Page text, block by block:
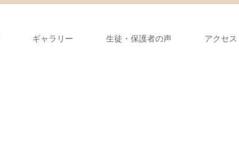
ギャラリー 生徒・保護者の声 アクセス